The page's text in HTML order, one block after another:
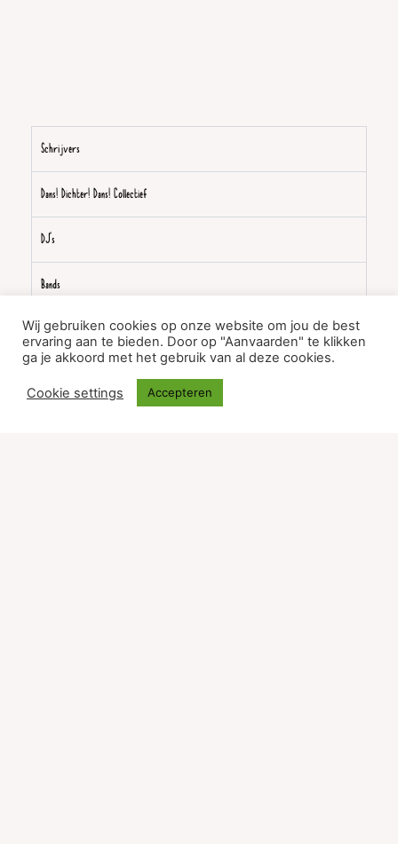
Schrijvers
Dans! Dichter! Dans! Collectief
DJ's
Bands
Locatie
Wij gebruiken cookies op onze website om jou de best
ervaring aan te bieden. Door op "Aanvaarden" te klikken
ga je akkoord met het gebruik van al deze cookies.
Cookie settings Accepteren